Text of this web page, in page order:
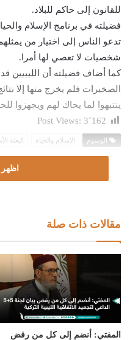
للقانون إلى حاكم للبلاد.
فضيلته في برنامج الإسلام
تدعو الناس إلى اختيار من
شخصيات لا تعصي لها أمرا.
كما أضاف فضيلته أن الليبيين
الصخيرات فلم يخرج منها إلا
ينتبهوا لما يحاك لهم
Post Views: 3٬162
الوسوم الإسلام والحياة البعثة
اظهر
مقالات ذات صلة
المفتي: أنضم إلى كل من رفض